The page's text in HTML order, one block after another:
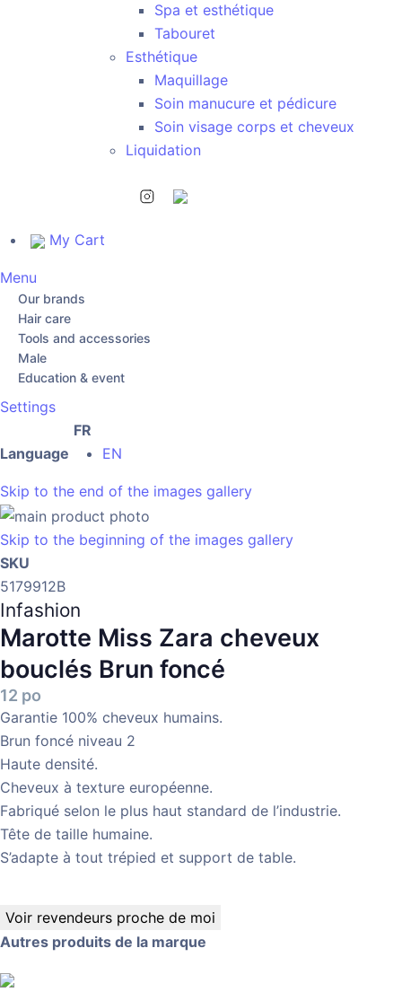
My Cart
Spa et esthétique
Tabouret
Esthétique
Maquillage
Soin manucure et pédicure
Soin visage corps et cheveux
Liquidation
Menu
Our brands
Hair care
Tools and accessories
Male
Education & event
Settings
Language
FR
EN
Skip to the end of the images gallery
Skip to the beginning of the images gallery
SKU
5179912B
Infashion
Marotte Miss Zara cheveux
bouclés Brun foncé
12 po
Garantie 100% cheveux humains.
Brun foncé niveau 2
Haute densité.
Cheveux à texture européenne.
Fabriqué selon le plus haut standard de l’industrie.
Tête de taille humaine.
S’adapte à tout trépied et support de table.
Voir revendeurs proche de moi
Autres produits de la marque